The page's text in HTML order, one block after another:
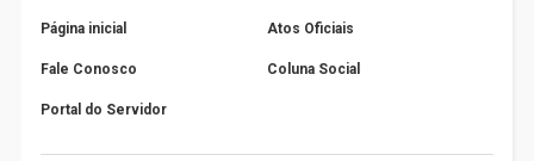
Página inicial Atos Oficiais
Fale Conosco Coluna Social
Portal do Servidor